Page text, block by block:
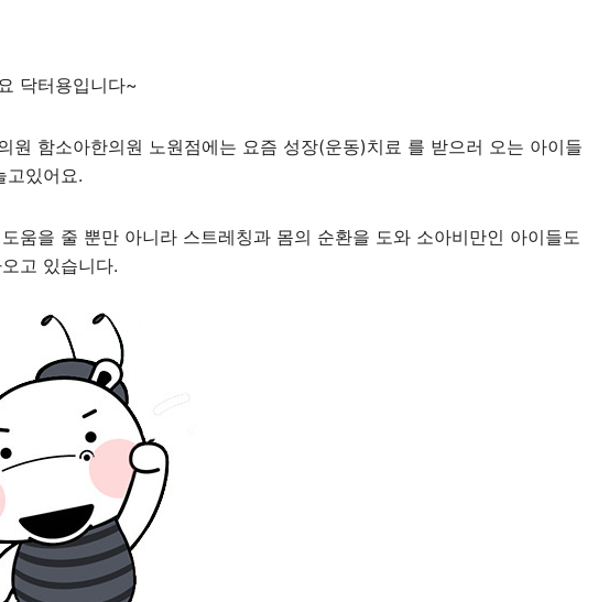
닥터용입니다~
원 함소아한의원 노원점에는 요즘 성장(운동)치료 를 받으러 오는 아이들
고있어요.
움을 줄 뿐만 아니라 스트레칭과 몸의 순환을 도와 소아비만인 아이들도
고 있습니다.